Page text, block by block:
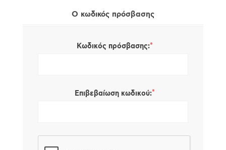
Ο κωδικός πρόσβασης
Κωδικός πρόσβασης:*
Επιβεβαίωση κωδικού:*